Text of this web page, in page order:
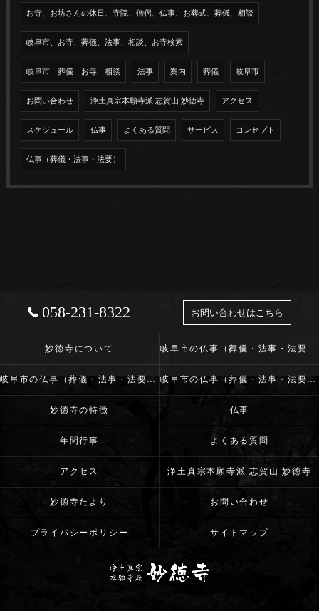
お寺、お坊さんの休日、寺院、僧侶、仏事、お葬式、葬儀、相談
岐阜市、お寺、葬儀、法事、相談、お寺検索
岐阜市 葬儀 お寺 相談 法事 案内 葬儀 岐阜市
お問い合わせ 浄土真宗本願寺派 志賀山 妙徳寺 アクセス
スケジュール 仏事 よくある質問 サービス コンセプト
仏事（葬儀・法事・法要）
058-231-8322 お問い合わせはこちら
妙徳寺について 岐阜市の仏事（葬儀・法事・法要）･浄土真宗本願寺派 志賀山 妙徳寺の口コミ情報
岐阜市の仏事（葬儀・法事・法要）･浄土真宗本願寺派 志賀山 妙徳寺の評判 岐阜市の仏事（葬儀・法事・法要）･浄土真宗本願寺派 志賀山 妙徳寺のお客様の声
妙徳寺の特徴 仏事
年間行事 よくある質問
アクセス 浄土真宗本願寺派 志賀山 妙徳寺
妙徳寺たより お問い合わせ
プライバシーポリシー サイトマップ